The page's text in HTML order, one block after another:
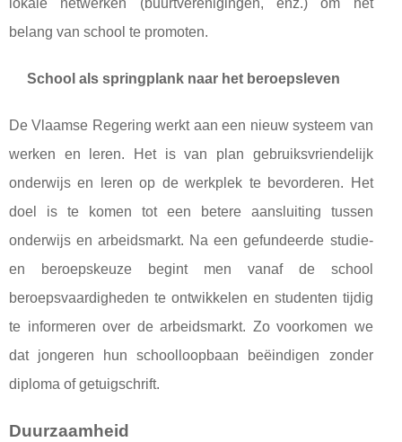
lokale netwerken (buurtverenigingen, enz.) om het
belang van school te promoten.
School als springplank naar het beroepsleven
De Vlaamse Regering werkt aan een nieuw systeem van
werken en leren. Het is van plan gebruiksvriendelijk
onderwijs en leren op de werkplek te bevorderen. Het
doel is te komen tot een betere aansluiting tussen
onderwijs en arbeidsmarkt. Na een gefundeerde studie-
en beroepskeuze begint men vanaf de school
beroepsvaardigheden te ontwikkelen en studenten tijdig
te informeren over de arbeidsmarkt. Zo voorkomen we
dat jongeren hun schoolloopbaan beëindigen zonder
diploma of getuigschrift.
Duurzaamheid